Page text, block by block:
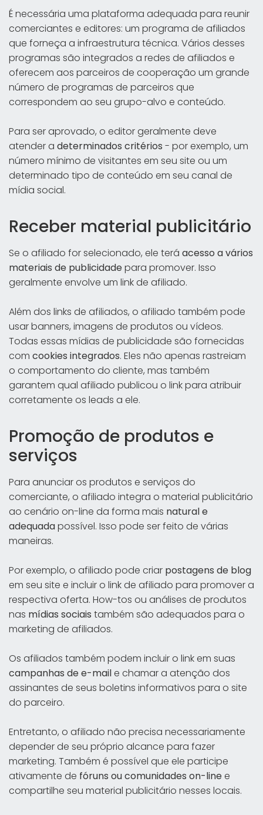
É necessária uma plataforma adequada para reunir
comerciantes e editores: um programa de afiliados
que forneça a infraestrutura técnica. Vários desses
programas são integrados a redes de afiliados e
oferecem aos parceiros de cooperação um grande
número de programas de parceiros que
correspondem ao seu grupo-alvo e conteúdo.
Para ser aprovado, o editor geralmente deve
atender a determinados critérios - por exemplo, um
número mínimo de visitantes em seu site ou um
determinado tipo de conteúdo em seu canal de
mídia social.
Receber material publicitário
Se o afiliado for selecionado, ele terá acesso a vários
materiais de publicidadepara promover. Isso
geralmente envolve um link de afiliado.
Além dos links de afiliados, o afiliado também pode
usar banners, imagens de produtos ou vídeos.
Todas essas mídias de publicidade são fornecidas
com cookies integrados. Eles não apenas rastreiam
o comportamento do cliente, mas também
garantem qual afiliado publicou o link para atribuir
corretamente os leads a ele.
Promoção de produtos e
serviços
Para anunciar os produtos e serviços do
comerciante, o afiliado integra o material publicitário
ao cenário on-line da forma mais natural e
adequadapossível. Isso pode ser feito de várias
maneiras.
Por exemplo, o afiliado pode criar postagens de blog
em seu site e incluir o link de afiliado para promover a
respectiva oferta. How-tos ou análises de produtos
nas mídias sociais também são adequados para o
marketing de afiliados.
Os afiliados também podem incluir o link em suas
campanhas de e-maile chamar a atenção dos
assinantes de seus boletins informativos para o site
do parceiro.
Entretanto, o afiliado não precisa necessariamente
depender de seu próprio alcance para fazer
marketing. Também é possível que ele participe
ativamente de fóruns ou comunidades on-linee
compartilhe seu material publicitário nesses locais.